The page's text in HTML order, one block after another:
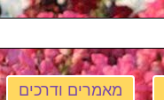
מאמרים ודרכים